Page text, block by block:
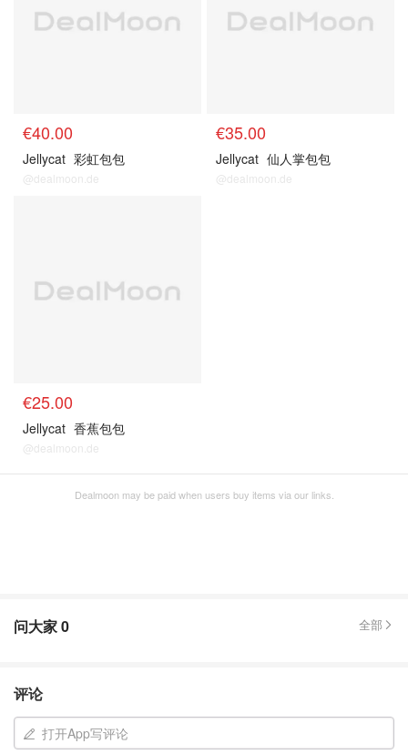
€40.00
Jellycat 彩虹包包
@dealmoon.de
€35.00
Jellycat 仙人掌包包
@dealmoon.de
€25.00
Jellycat 香蕉包包
@dealmoon.de
Dealmoon may be paid when users buy items via our links.
问大家0 全部
评论
打开App写评论